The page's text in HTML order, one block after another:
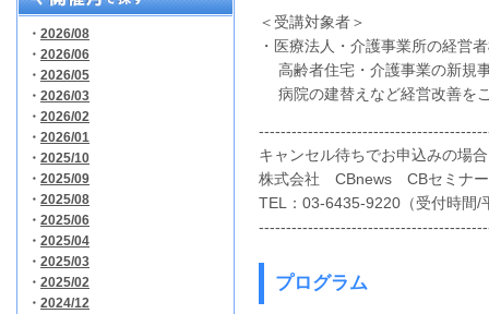
・ 2026/08
・ 2026/06
・ 2026/05
・ 2026/03
・ 2026/02
・ 2026/01
・ 2025/10
・ 2025/09
・ 2025/08
・ 2025/06
・ 2025/04
・ 2025/03
・ 2025/02
・ 2024/12
＜受講対象者＞
・医療法人・介護事業所の経営
高齢者住宅・介護事業の新規
病院の建替えなど経営改善を
キャンセル待ちでお申込みの場
株式会社 CBnews CBセミナ
TEL：03-6435-9220（受付時間/
プログラム